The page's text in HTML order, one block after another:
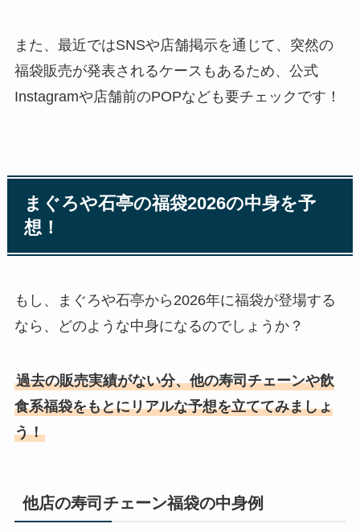
また、最近ではSNSや店舗掲示を通じて、突然の
福袋販売が発表されるケースもあるため、公式
Instagramや店舗前のPOPなども要チェックです！
まぐろや石亭の福袋2026の中身を予
想！
もし、まぐろや石亭から2026年に福袋が登場する
なら、どのような中身になるのでしょうか？
過去の販売実績がない分、他の寿司チェーンや飲
食系福袋をもとにリアルな予想を立ててみましょ
う！
他店の寿司チェーン福袋の中身例